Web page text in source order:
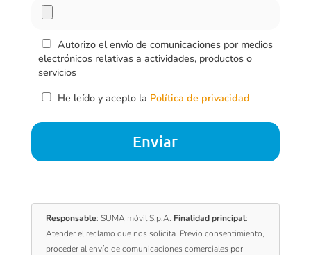
Autorizo el envío de comunicaciones por medios
electrónicos relativas a actividades, productos o
servicios
He leído y acepto la Política de privacidad
Responsable: SUMA móvil S.p.A. Finalidad principal:
Atender el reclamo que nos solicita. Previo consentimiento,
proceder al envío de comunicaciones comerciales por